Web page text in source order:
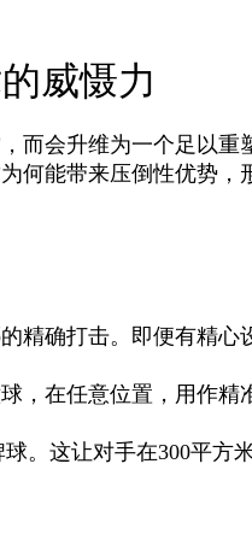
威慑力
而会升维为一个足以
何能带来压倒性优势，
精确打击。即便有精
，在任意位置，用作
。这让对手在300平方